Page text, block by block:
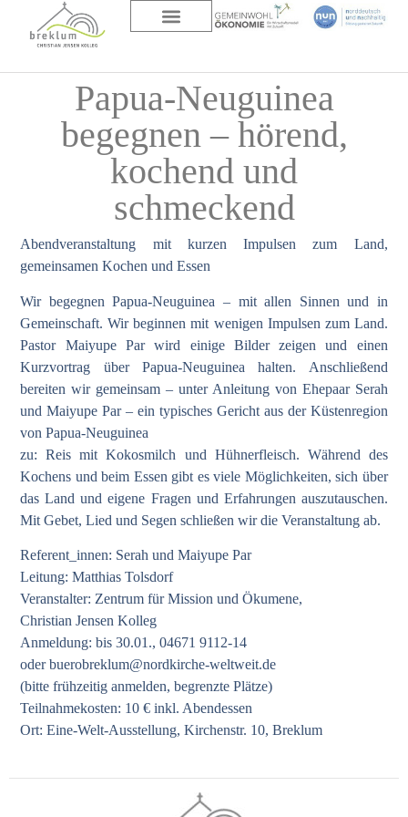
Papua-Neuguinea
begegnen – hörend,
kochend und
schmeckend
Abendveranstaltung mit kurzen Impulsen zum Land,
gemeinsamen Kochen und Essen
Wir begegnen Papua-Neuguinea – mit allen Sinnen und in
Gemeinschaft. Wir beginnen mit wenigen Impulsen zum Land.
Pastor Maiyupe Par wird einige Bilder zeigen und einen
Kurzvortrag über Papua-Neuguinea halten. Anschließend
bereiten wir gemeinsam – unter Anleitung von Ehepaar Serah
und Maiyupe Par – ein typisches Gericht aus der Küstenregion
von Papua-Neuguinea
zu: Reis mit Kokosmilch und Hühnerfleisch. Während des
Kochens und beim Essen gibt es viele Möglichkeiten, sich über
das Land und eigene Fragen und Erfahrungen auszutauschen.
Mit Gebet, Lied und Segen schließen wir die Veranstaltung ab.
Referent_innen: Serah und Maiyupe Par
Leitung: Matthias Tolsdorf
Veranstalter: Zentrum für Mission und Ökumene,
Christian Jensen Kolleg
Anmeldung: bis 30.01., 04671 9112-14
oderbuerobreklum@nordkirche-weltweit.de
(bitte frühzeitig anmelden, begrenzte Plätze)
Teilnahmekosten: 10 € inkl. Abendessen
Ort: Eine-Welt-Ausstellung, Kirchenstr. 10, Breklum